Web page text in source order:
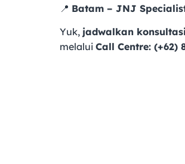
📍 Batam – JNJ
Yuk, jadwalkan
melalui Call Centre: (+62)